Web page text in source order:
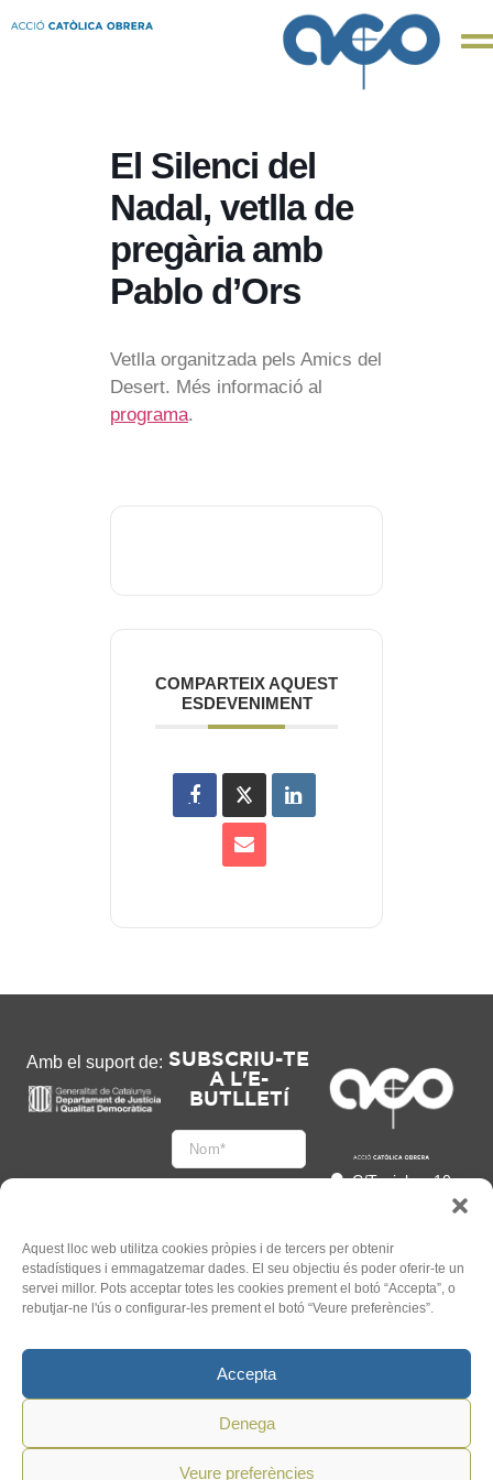
Aquest lloc web utilitza cookies pròpies i de tercers per obtenir
estadístiques i emmagatzemar dades. El seu objectiu és poder oferir-te un
servei millor. Pots acceptar totes les cookies prement el botó “Accepta”, o
rebutjar-ne l'ús o configurar-les prement el botó “Veure preferències”.
Accepta
Denega
Veure preferències
El Silenci del
Nadal, vetlla de
pregària amb
Pablo d’Ors
Vetlla organitzada pels Amics del
Desert. Més informació al
programa.
COMPARTEIX AQUEST
ESDEVENIMENT
Amb el suport de: SUBSCRIU-TE
A L'E-
BUTLLETÍ
Accepto
l'Informació legal
C/Tapioles, 10
93 505 86 86
hola@acocat.org